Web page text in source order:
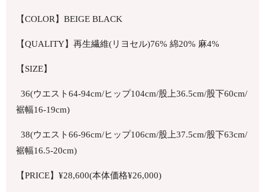
【COLOR】BEIGE BLACK
【QUALITY】再生繊維(リヨセル)76% 綿20% 麻4%
【SIZE】
36(ウエスト64-94cm/ヒップ104cm/股上36.5cm/股下60cm/
裾幅16-19cm)
38(ウエスト66-96cm/ヒップ106cm/股上37.5cm/股下63cm/
裾幅16.5-20cm)
【PRICE】¥28,600(本体価格¥26,000)